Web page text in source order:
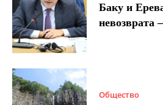
Баку и
невозврата
Общество